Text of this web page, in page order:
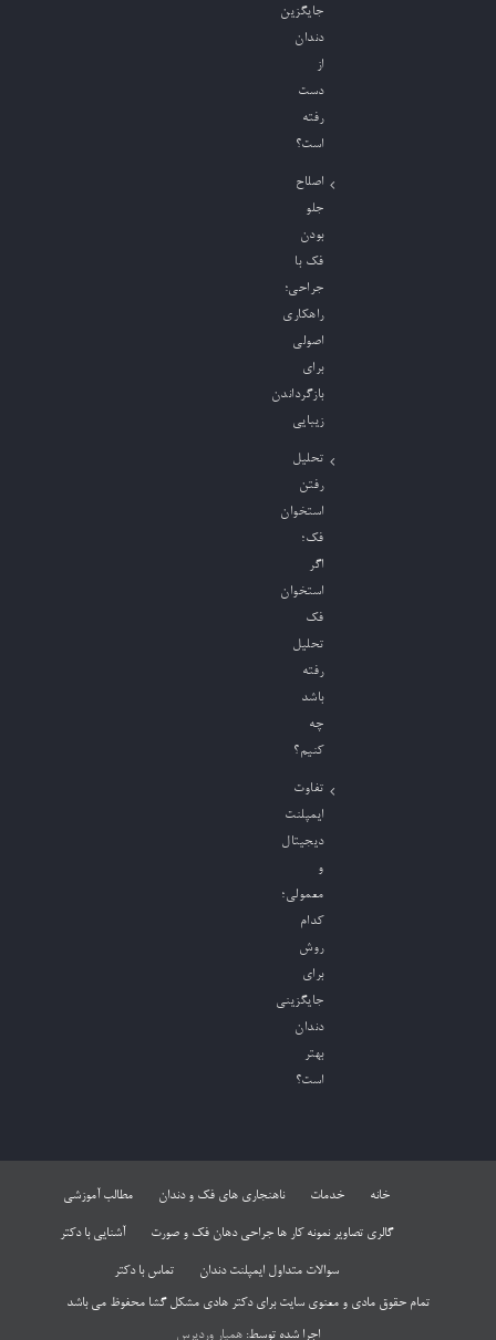
جایگزین
دندان
از
دست
رفته
است؟
اصلاح
جلو
بودن
فک با
جراحی؛
راهکاری
اصولی
برای
بازگرداندن
زیبایی
تحلیل
رفتن
استخوان
فک؛
اگر
استخوان
فک
تحلیل
رفته
باشد
چه
کنیم؟
تفاوت
ایمپلنت
دیجیتال
و
معمولی؛
کدام
روش
برای
جایگزینی
دندان
بهتر
است؟
خانه خدمات ناهنجاری های فک و دندان مطالب آموزشی
گالری تصاویر نمونه کار ها جراحی دهان فک و صورت آشنایی با دکتر
سوالات متداول ایمپلنت دندان تماس با دکتر
تمام حقوق مادی و معنوی سایت برای دکتر هادی مشکل گشا محفوظ می باشد
اجرا شده توسط: همیار وردپرس